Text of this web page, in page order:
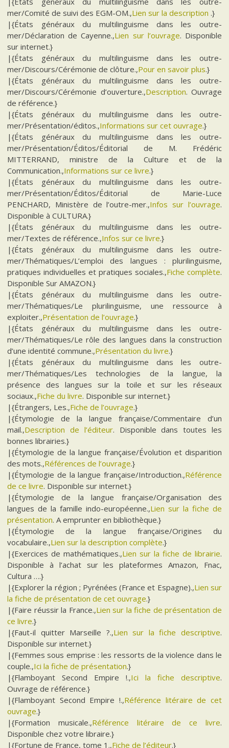
mer/Comité de suivi des EGM-OM.,Lien sur la description .}
|{États généraux du multilinguisme dans les outre-
mer/Déclaration de Cayenne.,Lien sur l’ouvrage. Disponible
sur internet.}
|{États généraux du multilinguisme dans les outre-
mer/Discours/Cérémonie de clôture.,Pour en savoir plus.}
|{États généraux du multilinguisme dans les outre-
mer/Discours/Cérémonie d’ouverture.,Description. Ouvrage
de référence.}
|{États généraux du multilinguisme dans les outre-
mer/Présentation/éditos.,Informations sur cet ouvrage.}
|{États généraux du multilinguisme dans les outre-
mer/Présentation/Éditos/Éditorial de M. Frédéric
MITTERRAND, ministre de la Culture et de la
Communication.,Informations sur ce livre.}
|{États généraux du multilinguisme dans les outre-
mer/Présentation/Éditos/Éditorial de Marie-Luce
PENCHARD, Ministère de l’outre-mer.,Infos sur l’ouvrage.
Disponible à CULTURA.}
|{États généraux du multilinguisme dans les outre-
mer/Textes de référence.,Infos sur ce livre.}
|{États généraux du multilinguisme dans les outre-
mer/Thématiques/L’emploi des langues : plurilinguisme,
pratiques individuelles et pratiques sociales.,Fiche complète.
Disponible Sur AMAZON.}
|{États généraux du multilinguisme dans les outre-
mer/Thématiques/Le plurilinguisme, une ressource à
exploiter.,Présentation de l’ouvrage.}
|{États généraux du multilinguisme dans les outre-
mer/Thématiques/Le rôle des langues dans la construction
d’une identité commune.,Présentation du livre.}
|{États généraux du multilinguisme dans les outre-
mer/Thématiques/Les technologies de la langue, la
présence des langues sur la toile et sur les réseaux
sociaux.,Fiche du livre. Disponible sur internet.}
|{Étrangers, Les.,Fiche de l’ouvrage.}
|{Étymologie de la langue française/Commentaire d’un
mail.,Description de l’éditeur. Disponible dans toutes les
bonnes librairies.}
|{Étymologie de la langue française/Évolution et disparition
des mots.,Références de l’ouvrage.}
|{Étymologie de la langue française/Introduction.,Référence
de ce livre. Disponible sur internet.}
|{Étymologie de la langue française/Organisation des
langues de la famille indo-européenne.,Lien sur la fiche de
présentation. A emprunter en bibliothèque.}
|{Étymologie de la langue française/Origines du
vocabulaire.,Lien sur la description complète.}
|{Exercices de mathématiques.,Lien sur la fiche de librairie.
Disponible à l’achat sur les plateformes Amazon, Fnac,
Cultura ….}
|{Explorer la région ; Pyrénées (France et Espagne).,Lien sur
la fiche de présentation de cet ouvrage.}
|{Faire réussir la France.,Lien sur la fiche de présentation de
ce livre.}
|{Faut-il quitter Marseille ?.,Lien sur la fiche descriptive.
Disponible sur internet.}
|{Femmes sous emprise : les ressorts de la violence dans le
couple.,Ici la fiche de présentation.}
|{Flamboyant Second Empire !.,Ici la fiche descriptive.
Ouvrage de référence.}
|{Flamboyant Second Empire !.,Référence litéraire de cet
ouvrage.}
|{Formation musicale.,Référence litéraire de ce livre.
Disponible chez votre libraire.}
|{Fortune de France, tome 1.,Fiche de l’éditeur.}